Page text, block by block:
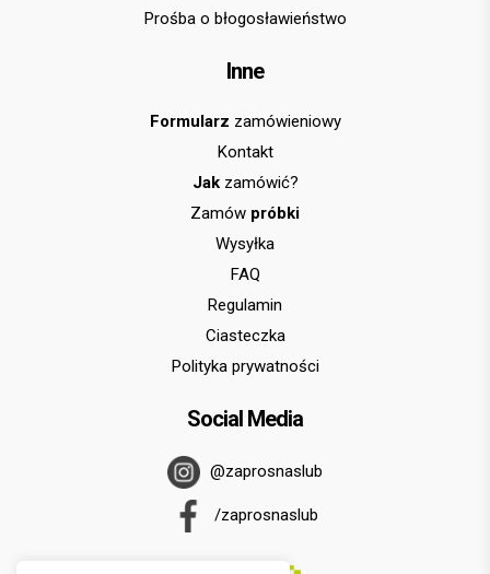
Prośba o błogosławieństwo
Inne
Formularz zamówieniowy
Kontakt
Jakzamówić?
Zamów próbki
Wysyłka
FAQ
Regulamin
Ciasteczka
Polityka prywatności
Social Media
@zaprosnaslub
/zaprosnaslub